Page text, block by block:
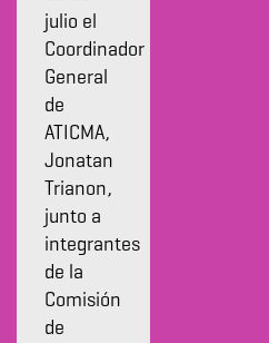
julio el
Coordinador
General
de
ATICMA,
Jonatan
Trianon,
junto a
integrantes
de la
Comisión
de